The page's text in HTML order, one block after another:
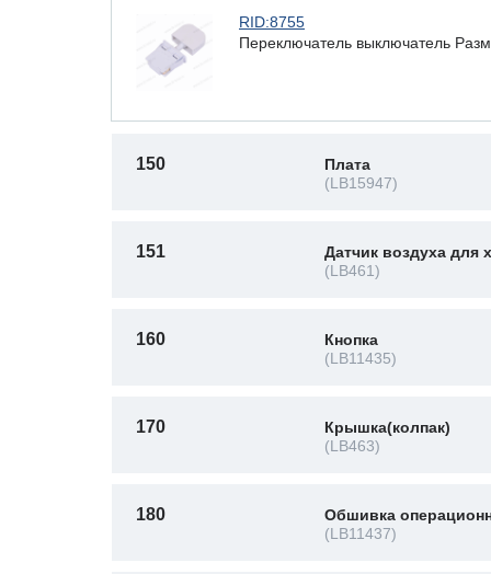
RID:8755
Переключатель выключатель
150
Плата
(LB15947)
151
Датчик воздуха для
(LB461)
160
Кнопка
(LB11435)
170
Крышка(колпак)
(LB463)
180
Обшивка
(LB11437)